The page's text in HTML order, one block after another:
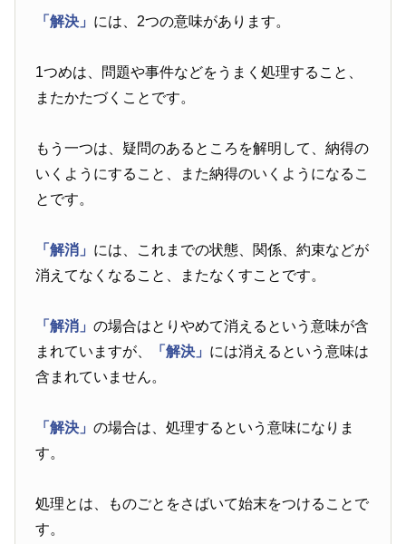
「解決」 には、2つの意味があります。
1つめは、問題や事件などをうまく処理すること、
またかたづくことです。
もう一つは、疑問のあるところを解明して、納得の
いくようにすること、また納得のいくようになるこ
とです。
「解消」 には、これまでの状態、関係、約束などが
消えてなくなること、またなくすことです。
「解消」の場合はとりやめて消えるという意味が含
まれていますが、
「解決」 には消えるという意味は
含まれていません。
「解決」の場合は、処理するという意味になりま
す。
処理とは、ものごとをさばいて始末をつけることで
す。